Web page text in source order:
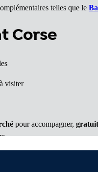
telles que le
Corse
visiter
pour accompagner,